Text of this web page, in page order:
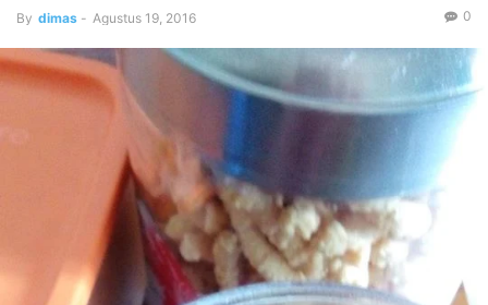
By dimas - Agustus 19, 2016 0